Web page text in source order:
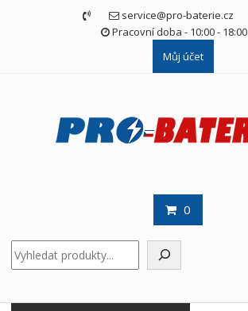
service@pro-baterie.cz
Pracovní doba - 10:00 - 18:00
Můj účet
0